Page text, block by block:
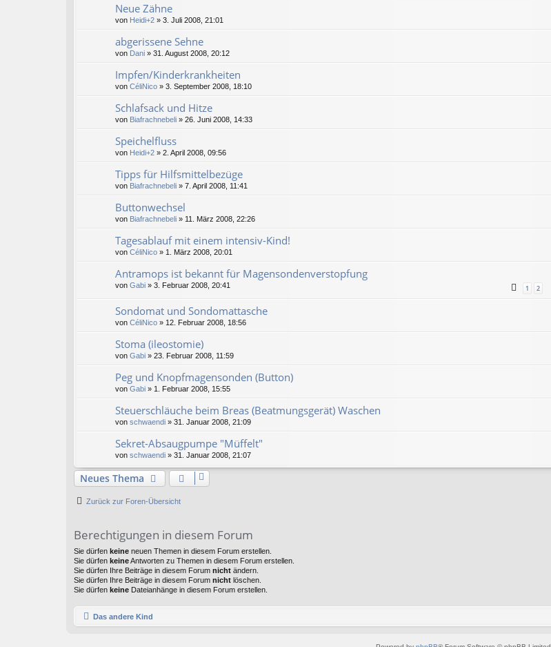
Neue Zähne
von Heidi+2 » 3. Juli 2008, 21:01
abgerissene Sehne
von Dani » 31. August 2008, 20:12
Impfen/Kinderkrankheiten
von CéliNico » 3. September 2008, 18:10
Schlafsack und Hitze
von Biafrachnebeli » 26. Juni 2008, 14:33
Speichelfluss
von Heidi+2 » 2. April 2008, 09:56
Tipps für Hilfsmittelbezüge
von Biafrachnebeli » 7. April 2008, 11:41
Buttonwechsel
von Biafrachnebeli » 11. März 2008, 22:26
Tagesablauf mit einem intensiv-Kind!
von CéliNico » 1. März 2008, 20:01
Antramops ist bekannt für Magensondenverstopfung
von Gabi » 3. Februar 2008, 20:41 1 2
Sondomat und Sondomattasche
von CéliNico » 12. Februar 2008, 18:56
Stoma (ileostomie)
von Gabi » 23. Februar 2008, 11:59
Peg und Knopfmagensonden (Button)
von Gabi » 1. Februar 2008, 15:55
Steuerschläuche beim Breas (Beatmungsgerät) Waschen
von schwaendi » 31. Januar 2008, 21:09
Sekret-Absaugpumpe "Müffelt"
von schwaendi » 31. Januar 2008, 21:07
Neues Thema
Zurück zur Foren-Übersicht
Berechtigungen in diesem Forum
Sie dürfen keine neuen Themen in diesem Forum erstellen.
Sie dürfen keineAntworten zu Themen in diesem Forum erstellen.
Sie dürfen Ihre Beiträge in diesem Forum nicht ändern.
Sie dürfen Ihre Beiträge in diesem Forum nicht löschen.
Sie dürfen keine Dateianhänge in diesem Forum erstellen.
Das andere Kind